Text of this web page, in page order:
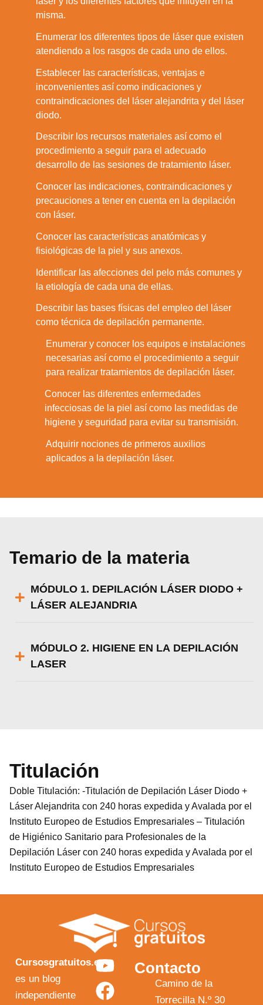
misma.
Enumerar los diferentes tipos de láser que existen
atendiendo a los rasgos de cada uno de ellos.
Establecer las características, ventajas e
inconvenientes así como indicaciones y
contraindicaciones del láser alejandrita y del láser
diodo.
Describir los recursos materiales así como el
procedimiento a seguir para el adecuado
desarrollo de las sesiones de tratamiento láser.
Conocer las indicaciones, contraindicaciones y
precauciones a tener en cuenta en la depilación
con láser.
Conocer las características anatómicas y
fisiológicas de la piel y sus anexos.
Identificar las afecciones del pelo más comunes y
la etiología de cada una de ellas.
Describir las bases físicas del empleo del láser
como técnica de depilación permanente.
Enumerar y conocer los equipos e instalaciones
necesarias así como el procedimiento a seguir
para realizar tratamientos de depilación láser.
Conocer las diferentes enfermedades
infecciosas de la piel así como las medidas de
higiene y seguridad para evitar su transmisión.
Adquirir nociones de primeros auxilios
aplicados a la depilación láser.
Temario de la materia
MÓDULO 1. DEPILACIÓN LÁSER DIODO +
LÁSER ALEJANDRIA
MÓDULO 2. HIGIENE EN LA DEPILACIÓN
LASER
Titulación
Doble Titulación: -Titulación de Depilación Láser Diodo +
Láser Alejandrita con 240 horas expedida y Avalada por el
Instituto Europeo de Estudios Empresariales – Titulación
de Higiénico Sanitario para Profesionales de la
Depilación Láser con 240 horas expedida y Avalada por el
Instituto Europeo de Estudios Empresariales
Cursosgratuitos.es
es un blog
independiente
Y
o
u
F
a
c
I
n
s
X
-
t
Contacto
Camino de la
Torrecilla N.º 30